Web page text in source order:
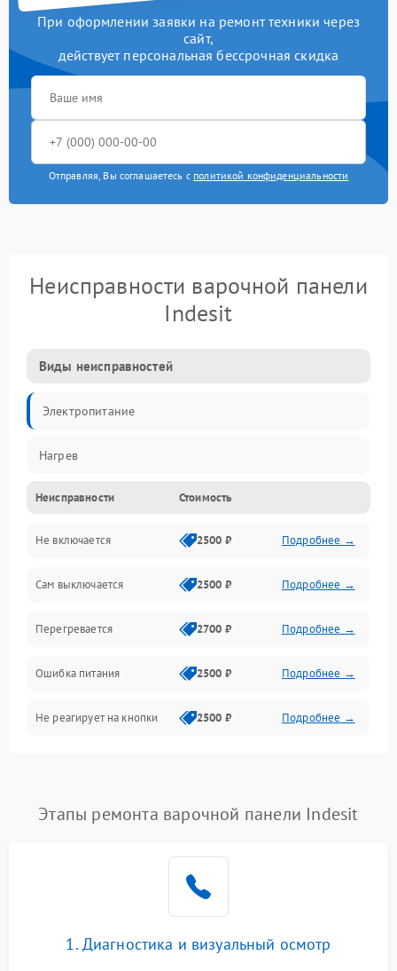
При оформлении заявки на ремонт техники через
сайт,
действует персональная бессрочная скидка
Отправляя, Вы соглашаетесь с политикой конфиденциальности
Неисправности варочной панели
Indesit
Виды неисправностей
Электропитание
Нагрев
Неисправности Стоимость
Не включается 2500 ₽ Подробнее →
Сам выключается 2500 ₽ Подробнее →
Перегревается 2700 ₽ Подробнее →
Ошибка питания 2500 ₽ Подробнее →
Не реагирует на кнопки 2500 ₽ Подробнее →
Этапы ремонта варочной панели Indesit
1. Диагностика и визуальный осмотр